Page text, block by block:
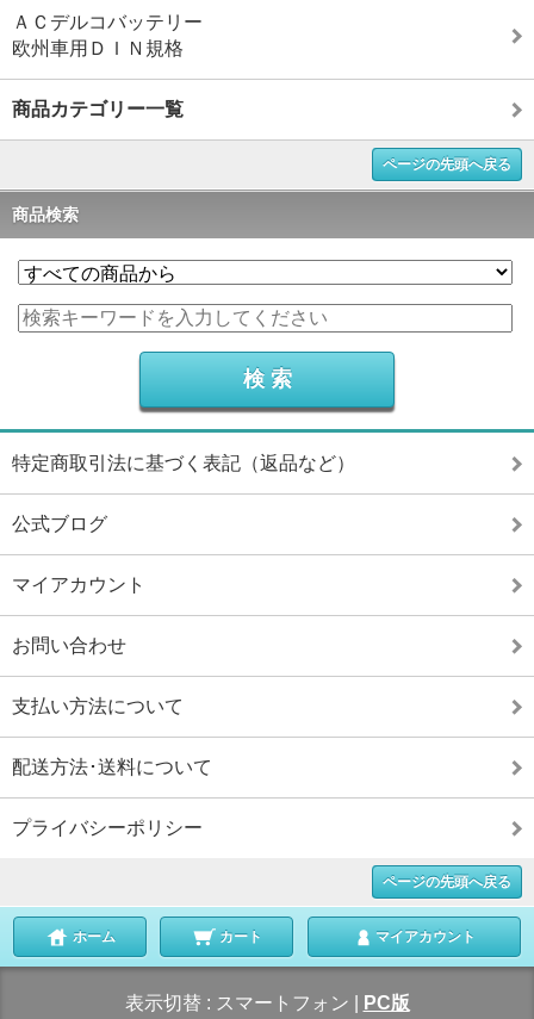
ＡＣデルコバッテリー
欧州車用ＤＩＮ規格
商品カテゴリー一覧
ページの先頭へ戻る
商品検索
特定商取引法に基づく表記（返品など）
公式ブログ
マイアカウント
お問い合わせ
支払い方法について
配送方法･送料について
プライバシーポリシー
ページの先頭へ戻る
ホーム カート マイアカウント
表示切替 : スマートフォン PC版